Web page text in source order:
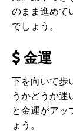
のまま進めて
でしょう。
金運
下を向いて歩
うかどうか迷
と金運がアッ
ょう。